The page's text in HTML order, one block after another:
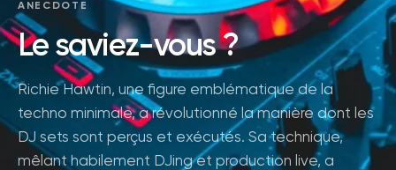
ANECDOTE
Le saviez-vous ?
Richie Hawtin, une figure emblématique de la
techno minimale, a révolutionné la manière dont les
DJ sets sont perçus et exécutés. Sa technique,
mêlant habilement DJing et production live, a